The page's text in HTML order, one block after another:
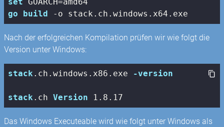
go
build
Nach der erfolgreichen Kompilation prüfen wir wie folgt die
Version unter Windows:
stack .ch .windows .x86 .exe -version
stack .ch Version 1 .8 .17
Das Windows Executeable wird wie folgt unter Windows als